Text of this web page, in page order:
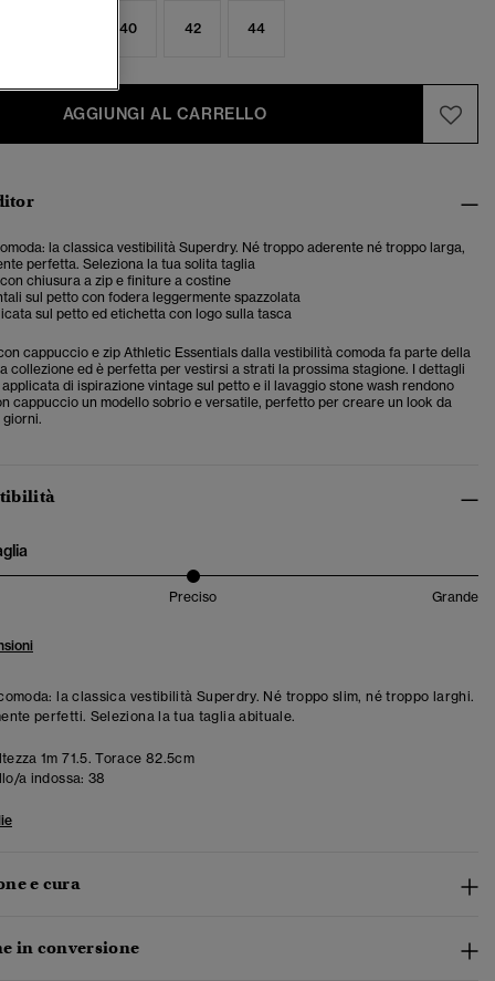
40 42 44
AGGIUNGI AL CARRELLO
la classica vestibilità Superdry. Né troppo aderente né troppo larga,
perfetta. Seleziona la tua solita taglia
chiusura a zip e finiture a costine
sul petto con fodera leggermente spazzolata
sul petto ed etichetta con logo sulla tasca
cappuccio e zip Athletic Essentials dalla vestibilità comoda fa parte della
collezione ed è perfetta per vestirsi a strati la prossima stagione. I dettagli
di ispirazione vintage sul petto e il lavaggio stone wash rendono
cappuccio un modello sobrio e versatile, perfetto per creare un look da
Preciso Grande
la classica vestibilità Superdry. Né troppo slim, né troppo larghi.
perfetti. Seleziona la tua taglia abituale.
1m 71.5. Torace 82.5cm
a indossa: 38
e cura
in conversione